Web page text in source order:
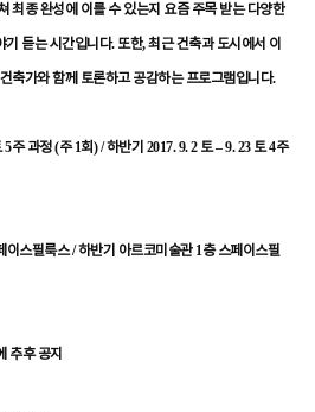
최종 완성에 이를 수 있는지 요즘 주목 받는 다양한
기 듣는 시간입니다. 또한,최근 건축과 도시에서 이
건축가와함께 토론하고 공감하는 프로그램입니다.
5주 과정(주1회) /하반기 2017. 9. 2 토– 9. 23 토4주
이스필룩스/하반기 아르코미술관1층 스페이스필
추후 공지